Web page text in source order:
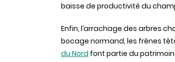
baisse de productivité du
Enfin, l’arrachage des arbres
bocage normand, les frênes
du Nord font partie du